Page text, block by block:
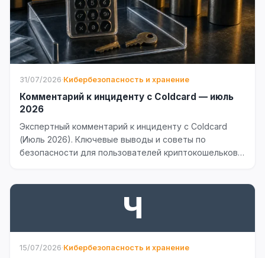
31/07/2026·Кибербезопасность и хранение
Комментарий к инциденту с Coldcard — июль
2026
Экспертный комментарий к инциденту с Coldcard
(Июль 2026). Ключевые выводы и советы по
безопасности для пользователей криптокошельков.
Ч
15/07/2026·Кибербезопасность и хранение